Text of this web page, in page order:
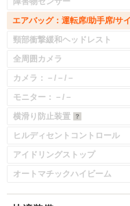
エアバッグ：運転席/助手席/サ
頸部衝撃緩和ヘッドレスト
全周囲カメラ
カメラ：－/－/－
モニター：－/－
横滑り防止装置
ヒルディセントコントロール
アイドリングストップ
オートマチックハイビーム